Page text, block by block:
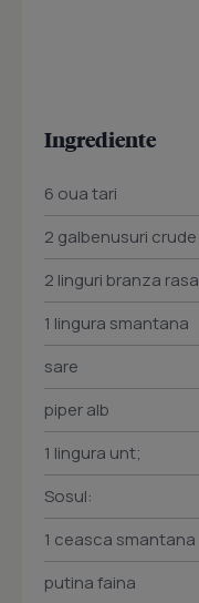
Ingrediente
6 oua tari
2 galbenusuri crude
2 linguri branza rasa
1 lingura smantana
sare
piper alb
1 lingura unt;
Sosul:
1 ceasca smantana
putina faina